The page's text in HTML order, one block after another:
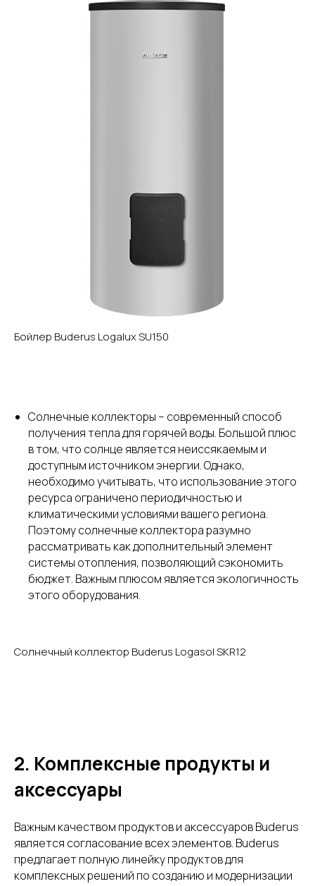
Бойлер Buderus Logalux SU150
Солнечные коллекторы – современный способ
получения тепла для горячей воды. Большой плюс
в том, что солнце является неиссякаемым и
доступным источником энергии. Однако,
необходимо учитывать, что использование этого
ресурса ограничено периодичностью и
климатическими условиями вашего региона.
Поэтому солнечные коллектора разумно
рассматривать как дополнительный элемент
системы отопления, позволяющий сэкономить
бюджет. Важным плюсом является экологичность
этого оборудования.
Солнечный коллектор Buderus Logasol SKR12
2. Комплексные продукты и
аксессуары
Важным качеством продуктов и аксессуаров Buderus
является согласование всех элементов. Buderus
предлагает полную линейку продуктов для
комплексных решений по созданию и модернизации